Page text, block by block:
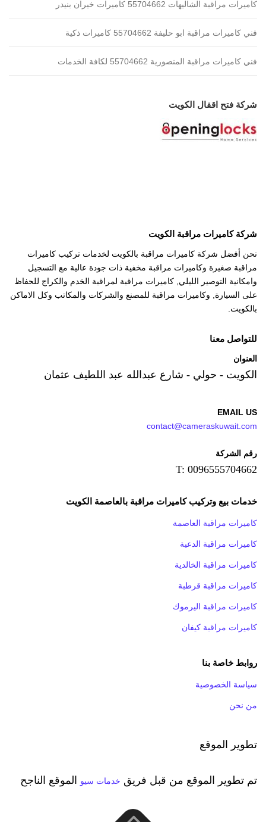
كاميرات مراقبة الشاليهات 55704662 كاميرات خيران بنيدر
فني كاميرات مراقبة ابو حليفة 55704662 كاميرات ذكية
فني كاميرات مراقبة المنصورية 55704662 لكافة الخدمات
شركة فتح اقفال الكويت
شركة كاميرات مراقبة الكويت
نحن أفضل شركة كاميرات مراقبة بالكويت لخدمات تركيب كاميرات
مراقبة صغيرة وكاميرات مراقبة مخفية ذات جودة عالية مع التسجيل
وامكانية التوصير الليلي, كاميرات مراقبة لمراقبة الخدم والكراج للحفاظ
على السيارة, وكاميرات مراقبة للمصنع والشركات والمكاتب وكل الاماكن
بالكويت.
للتواصل معنا
العنوان
الكويت - حولي - شارع عبدالله عبد اللطيف عثمان
EMAIL US
contact@cameraskuwait.com
رقم الشركة
T: 0096555704662
خدمات بيع وتركيب كاميرات مراقبة بالعاصمة الكويت
كاميرات مراقبة العاصمة
كاميرات مراقبة الدعية
كاميرات مراقبة الخالدية
كاميرات مراقبة قرطبة
كاميرات مراقبة اليرموك
كاميرات مراقبة كيفان
روابط خاصة بنا
سياسة الخصوصية
من نحن
تطوير الموقع
تم تطوير الموقع من قبل فريق خدمات سيو الموقع الناجح